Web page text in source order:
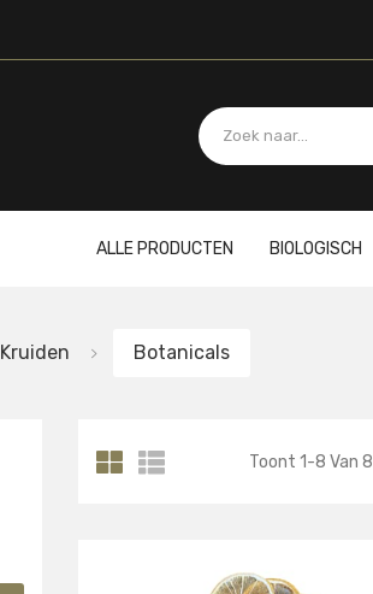
ALLE PRODUCTEN BIOLOGISCH
Kruiden Botanicals
Toont 1-8 Van 8